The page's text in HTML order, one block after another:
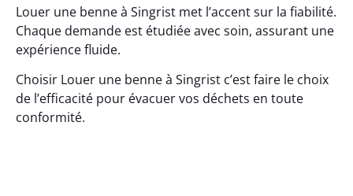
Louer une benne à Singrist met l’accent sur la fiabilité.
Chaque demande est étudiée avec soin, assurant une
expérience fluide.
Choisir Louer une benne à Singrist c’est faire le choix
de l’efficacité pour évacuer vos déchets en toute
conformité.